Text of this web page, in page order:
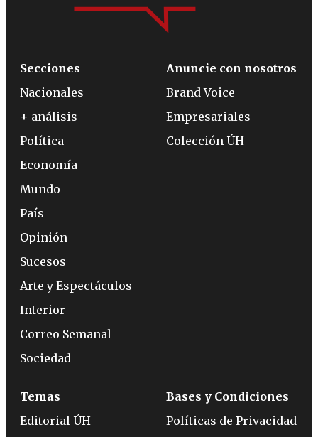
Secciones
Nacionales
+ análisis
Política
Economía
Mundo
País
Opinión
Sucesos
Arte y Espectáculos
Interior
Correo Semanal
Sociedad
Anuncie con nosotros
Brand Voice
Empresariales
Colección ÚH
Temas
Editorial ÚH
Bases y Condiciones
Políticas de Privacidad